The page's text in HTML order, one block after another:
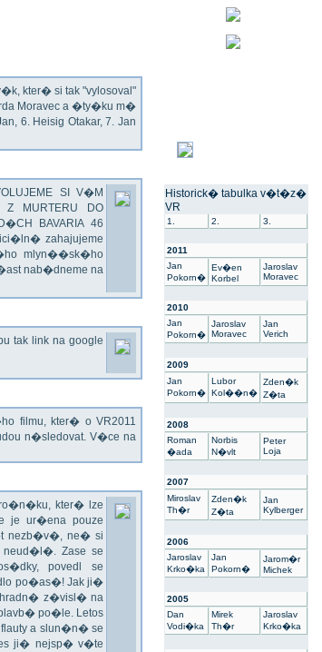
kter� si tak "vylosoval"
Moravec a �ty�ku m�
6. Heisig Otakar, 7. Jan
SI V�M
MURTERU DO
BAVARIA 46
zahajujeme
mlyn��sk�ho
nab�dneme na
tak link na google
filmu, kter� o VR2011
n�sledovat. V�ce na
kter� lze
je ur�ena pouze
nezb�v�, ne� si
Zase se
povedl se
po�as�! Jak ji�
z�visl� na
po�le. Letos
a slun�n� se
ji� nejsp� v�te
Historick� tabulka v�t�z�
VR
1. 2. 3.
2011
Jan
Pokorn�
Ev�en
Korbel
Jaroslav
Moravec
2010
Jan
Pokorn�
Jaroslav
Moravec
Jan
Verich
2009
Jan
Pokorn�
Lubor
Kol��n�
Zden�k
Z�ta
2008
Roman
�ada
Norbis
N�vlt
Peter
Loja
2007
Miroslav
Th�r
Zden�k
Z�ta
Jan
Kylberger
2006
Jaroslav
Krko�ka
Jan
Pokorn�
Jarom�r
Michek
2005
Dan
Vodi�ka
Mirek
Th�r
Jaroslav
Krko�ka